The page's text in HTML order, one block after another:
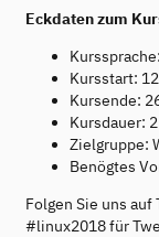
Eckdaten zum
Kursstart:
Kursende:
Kursdauer:
Zielgruppe:
Benögtes
Folgen Sie uns auf
#linux2018 für